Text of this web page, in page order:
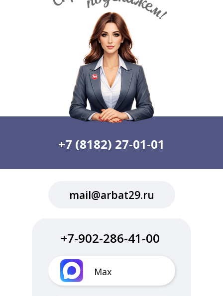
mail@arbat29.ru
+7 (8182) 27-01-01
Max
+7-902-286-41-00